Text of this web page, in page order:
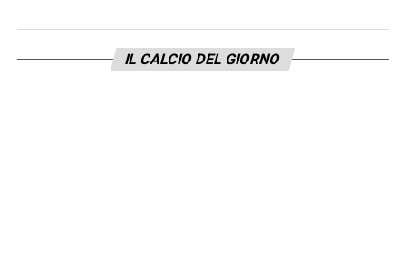
questo ultimo periodo, ora continuiamo su
questa strada».
IL CALCIO DEL GIORNO